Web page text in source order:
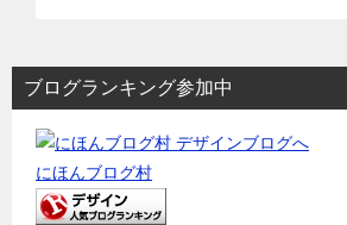
ブログランキング参加中
にほんブログ村